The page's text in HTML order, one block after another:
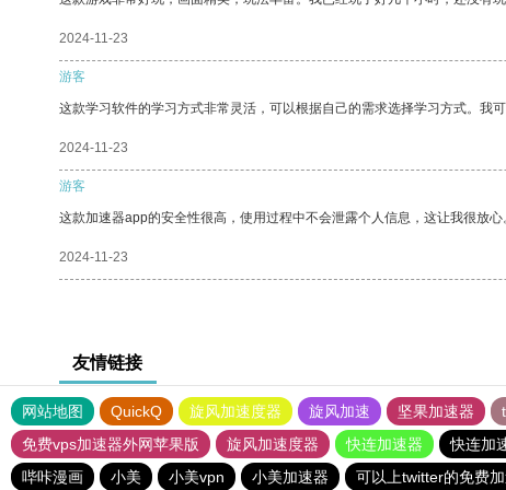
2024-11-23
游客
这款学习软件的学习方式非常灵活，可以根据自己的需求选择学习方式。我
2024-11-23
游客
这款加速器app的安全性很高，使用过程中不会泄露个人信息，这让我很放
2024-11-23
友情链接
网站地图 QuickQ 旋风加速度器 旋风加速 坚果加速器
免费vps加速器外网苹果版
旋风加速度器 快连加速器 快连加
哔咔漫画
小美 小美vpn 小美加速器 可以上twitter的免费